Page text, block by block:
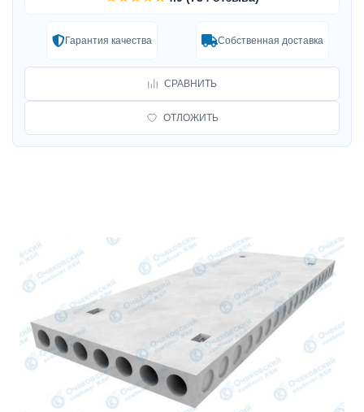
Гарантия качества Собственная доставка
СРАВНИТЬ
ОТЛОЖИТЬ